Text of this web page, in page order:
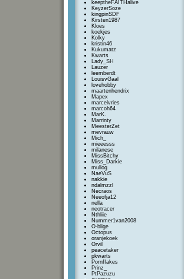
keeptheFAITHalive
KeyzerSoze
kingpinSDF
Kirsten1987
Kloes
koekjes
Kolky
kristin46
Kukumatz
Kwarts
Lady_SH
Lauzer
leemberdt
LouisvGaal
lovehobby
maartenhendrix
Mapex
marcelvries
marcoh64
MarK.
Marrinty
MeesterZet
mevrauw
Mich_
mieeesss
milanese
MissBitchy
Miss_Darkie
mullog
NaeVuS
nakkie
ndalmzzl
Necraos
Neeofja12
nella
neotracer
Nthliie
Nummer1van2008
O-blige
Octopus
oranjekoek
Orvil
peacetaker
pkwarts
PornfIakes
Prinz_
PtPazuzu